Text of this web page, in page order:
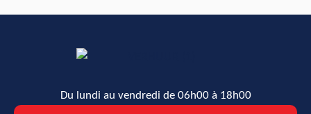
Du lundi au vendredi de 06h00 à 18h00